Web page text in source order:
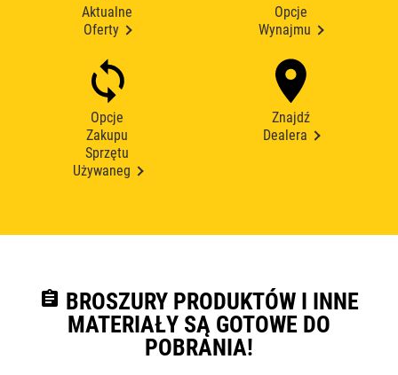
Aktualne
Oferty
Opcje
Wynajmu
Opcje
Zakupu
Sprzętu
Używaneg
Znajdź
Dealera
assignment BROSZURY PRODUKTÓW I INNE
MATERIAŁY SĄ GOTOWE DO
POBRANIA!